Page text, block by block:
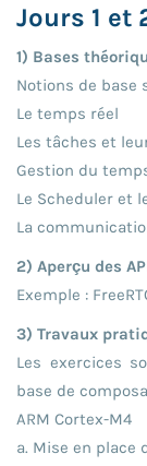
Jours 1 et
1) Bases
Notions de base
Le temps réel
Les tâches et
Gestion du
Le Scheduler et
La
2) Aperçu des
Exemple :
3) Travaux
Les exercices
base de
ARM Cortex-M4
a. Mise en place